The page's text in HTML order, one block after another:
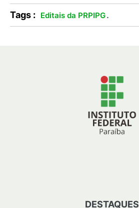
Tags : Editais da PRPIPG.
DESTAQUES